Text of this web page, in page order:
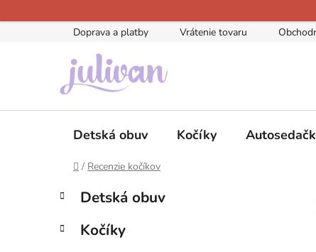
na
Doprava a platby Vrátenie tovaru
Detská obuv Kočíky
Domov
/ Recenzie kočíkov
B
č
Preskočiť
kategórie
K
a
e
Detská obuv
Kočíky